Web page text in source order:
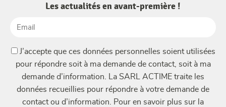
Les actualités en avant-première !
(Nécessaire)
J’accepte que ces données personnelles soient utilisées
pour répondre soit à ma demande de contact, soit à ma
demande d’information. La SARL ACTIME traite les
données recueillies pour répondre à votre demande de
contact ou d’information. Pour en savoir plus sur la